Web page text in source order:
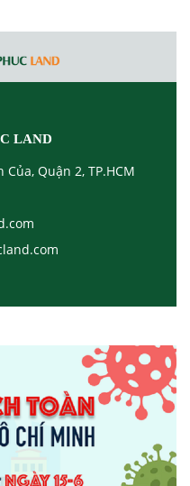
LAND
Quận 2, TP.HCM